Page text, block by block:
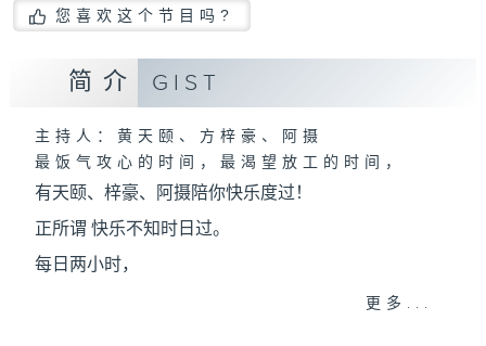
您喜欢这个节目吗?
简介 GIST
主持人：黄天颐、方梓豪、阿摄
最饭气攻心的时间，最渴望放工的时间，
有天颐、梓豪、阿摄陪你快乐度过！
正所谓 快乐不知时日过。
每日两小时，
更多...